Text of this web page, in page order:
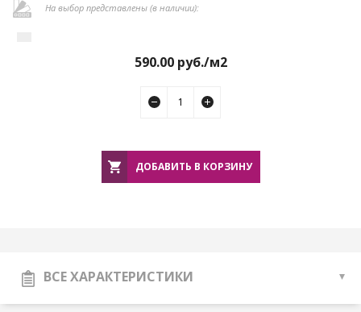
На выбор представлены (в наличии):
590.00руб./м2
ДОБАВИТЬ В КОРЗИНУ
ВСЕ ХАРАКТЕРИСТИКИ